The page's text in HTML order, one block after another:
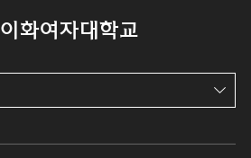
이화여자대학교